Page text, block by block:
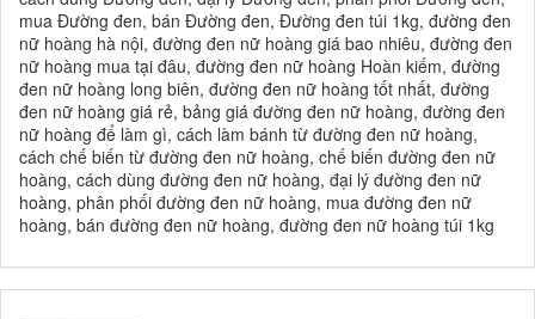
mua Đường đen, bán Đường đen, Đường đen túi 1kg, đường đen
nữ hoàng hà nội, đường đen nữ hoàng giá bao nhiêu, đường đen
nữ hoàng mua tại đâu, đường đen nữ hoàng Hoàn kiếm, đường
đen nữ hoàng long biên, đường đen nữ hoàng tốt nhất, đường
đen nữ hoàng giá rẻ, bảng giá đường đen nữ hoàng, đường đen
nữ hoàng để làm gì, cách làm bánh từ đường đen nữ hoàng,
cách chế biến từ đường đen nữ hoàng, chế biến đường đen nữ
hoàng, cách dùng đường đen nữ hoàng, đại lý đường đen nữ
hoàng, phân phối đường đen nữ hoàng, mua đường đen nữ
hoàng, bán đường đen nữ hoàng, đường đen nữ hoàng túi 1kg